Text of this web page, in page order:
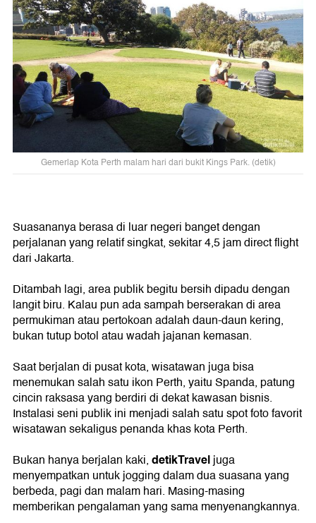
Gemerlap Kota Perth malam hari dari bukit Kings Park. (detik)
Suasananya berasa di luar negeri banget dengan
perjalanan yang relatif singkat, sekitar 4,5 jam direct flight
dari Jakarta.
Ditambah lagi, area publik begitu bersih dipadu dengan
langit biru. Kalau pun ada sampah berserakan di area
permukiman atau pertokoan adalah daun-daun kering,
bukan tutup botol atau wadah jajanan kemasan.
Saat berjalan di pusat kota, wisatawan juga bisa
menemukan salah satu ikon Perth, yaitu Spanda, patung
cincin raksasa yang berdiri di dekat kawasan bisnis.
Instalasi seni publik ini menjadi salah satu spot foto favorit
wisatawan sekaligus penanda khas kota Perth.
Bukan hanya berjalan kaki,detikTraveljuga
menyempatkan untuk jogging dalam dua suasana yang
berbeda, pagi dan malam hari. Masing-masing
memberikan pengalaman yang sama menyenangkannya.